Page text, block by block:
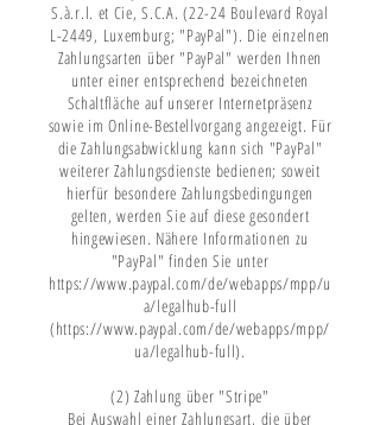
S.à.r.l. et Cie, S.C.A. (22-24 Boulevard Royal
L-2449, Luxemburg; "PayPal"). Die einzelnen
Zahlungsarten über "PayPal" werden Ihnen
unter einer entsprechend bezeichneten
Schaltfläche auf unserer Internetpräsenz
sowie im Online-Bestellvorgang angezeigt. Für
die Zahlungsabwicklung kann sich "PayPal"
weiterer Zahlungsdienste bedienen; soweit
hierfür besondere Zahlungsbedingungen
gelten, werden Sie auf diese gesondert
hingewiesen. Nähere Informationen zu
"PayPal" finden Sie unter
https://www.paypal.com/de/webapps/mpp/u
a/legalhub-full
(https://www.paypal.com/de/webapps/mpp/
ua/legalhub-full).
(2) Zahlung über "Stripe"
Bei Auswahl einer Zahlungsart, die über